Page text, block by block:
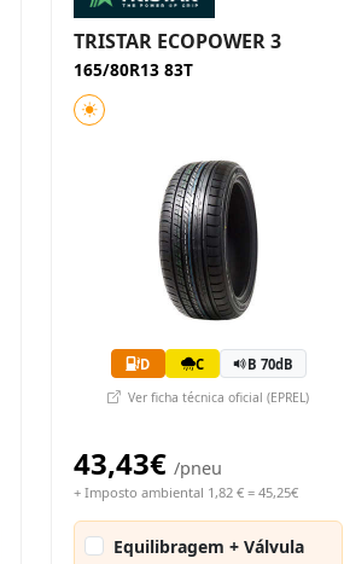
TRISTAR ECOPOWER 3
165/80R13 83T
D C B 70dB
Ver ficha técnica oficial (EPREL)
43,43€ /pneu
+ Imposto ambiental 1,82 € = 45,25€
Equilibragem + Válvula